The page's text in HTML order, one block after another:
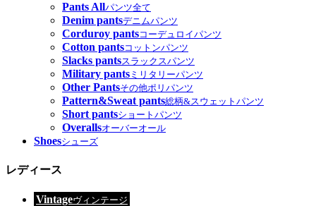
Pants Allパンツ全て
Denim pantsデニムパンツ
Corduroy pantsコーデュロイパンツ
Cotton pantsコットンパンツ
Slacks pantsスラックスパンツ
Military pants ミリタリーパンツ
Other Pantsその他ポリパンツ
Pattern&Sweat pants総柄&スウェットパンツ
Short pantsショートパンツ
Overallsオーバーオール
Shoesシューズ
レディース
Vintageヴィンテージ